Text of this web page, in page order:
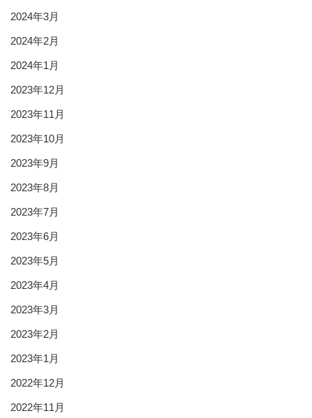
2024年3月
2024年2月
2024年1月
2023年12月
2023年11月
2023年10月
2023年9月
2023年8月
2023年7月
2023年6月
2023年5月
2023年4月
2023年3月
2023年2月
2023年1月
2022年12月
2022年11月